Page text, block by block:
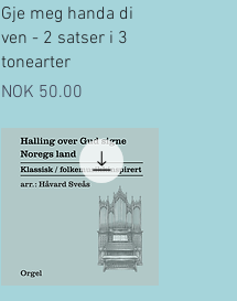
Quick View
Gje meg handa di
ven - 2 satser i 3
tonearter
Price
NOK 50.00